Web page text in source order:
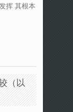
挥 其根本
的研究
（以